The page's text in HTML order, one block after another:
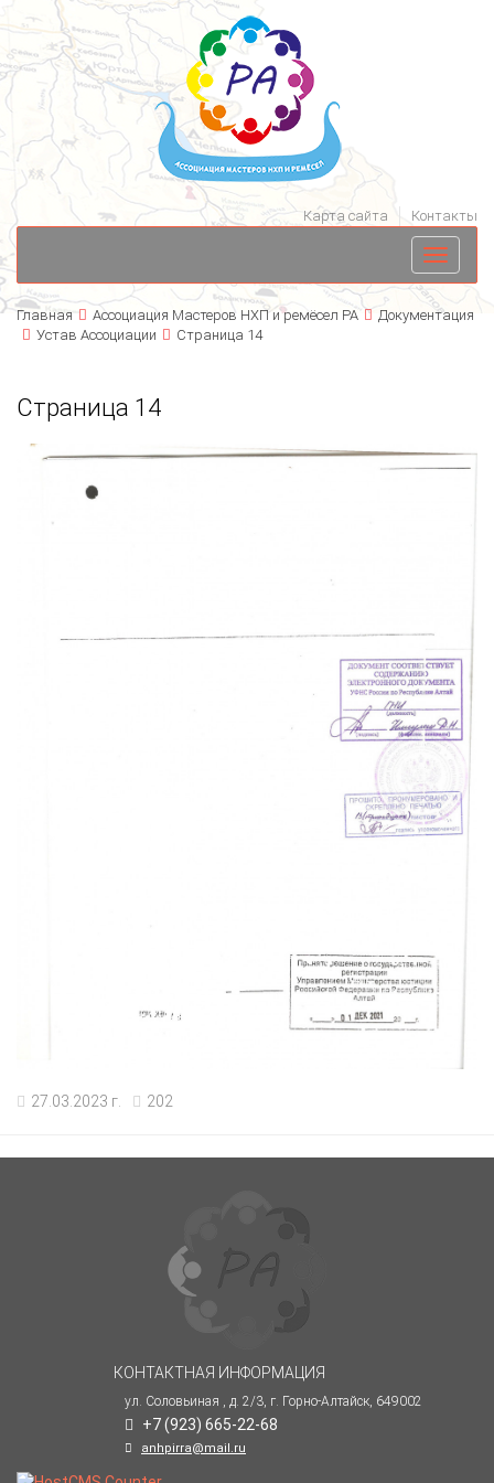
Карта сайта Контакты
Toggle
Главная Ассоциация Мастеров НХП и ремёсел РА
Документация
Устав Ассоциации
Страница 14
Страница 14
27.03.2023 г. 202
КОНТАКТНАЯ ИНФОРМАЦИЯ
ул. Соловьиная , д. 2/3, г. Горно-Алтайск, 649002
+7 (923) 665-22-68
anhpirra@mail.ru